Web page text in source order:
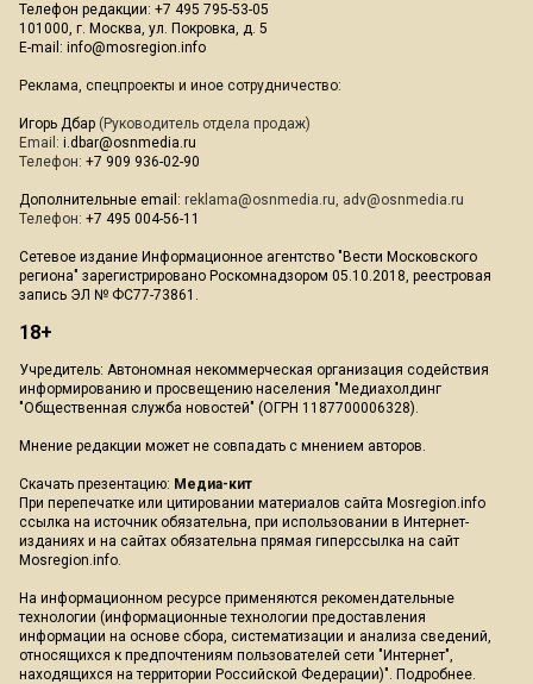
Телефон редакции: +7 495 795-53-05
101000, г. Москва, ул. Покровка, д. 5
E-mail: info@mosregion.info
Реклама, спецпроекты и иное сотрудничество:
Игорь Дбар (Руководитель отдела продаж)
Email: i.dbar@osnmedia.ru
Телефон: +7 909 936-02-90
Дополнительные email: reklama@osnmedia.ru, adv@osnmedia.ru
Телефон: +7 495 004-56-11
Сетевое издание Информационное агентство "Вести Московского
региона" зарегистрировано Роскомнадзором 05.10.2018, реестровая
запись ЭЛ № ФС77-73861.
18+
Учредитель: Автономная некоммерческая организация содействия
информированию и просвещению населения "Медиахолдинг
"Общественная служба новостей" (ОГРН 1187700006328).
Мнение редакции может не совпадать с мнением авторов.
Скачать презентацию: Медиа-кит
При перепечатке или цитировании материалов сайта Mosregion.info
ссылка на источник обязательна, при использовании в Интернет-
изданиях и на сайтах обязательна прямая гиперссылка на сайт
Mosregion.info.
На информационном ресурсе применяются рекомендательные
технологии (информационные технологии предоставления
информации на основе сбора, систематизации и анализа сведений,
относящихся к предпочтениям пользователей сети "Интернет",
находящихся на территории Российской Федерации)". Подробнее.